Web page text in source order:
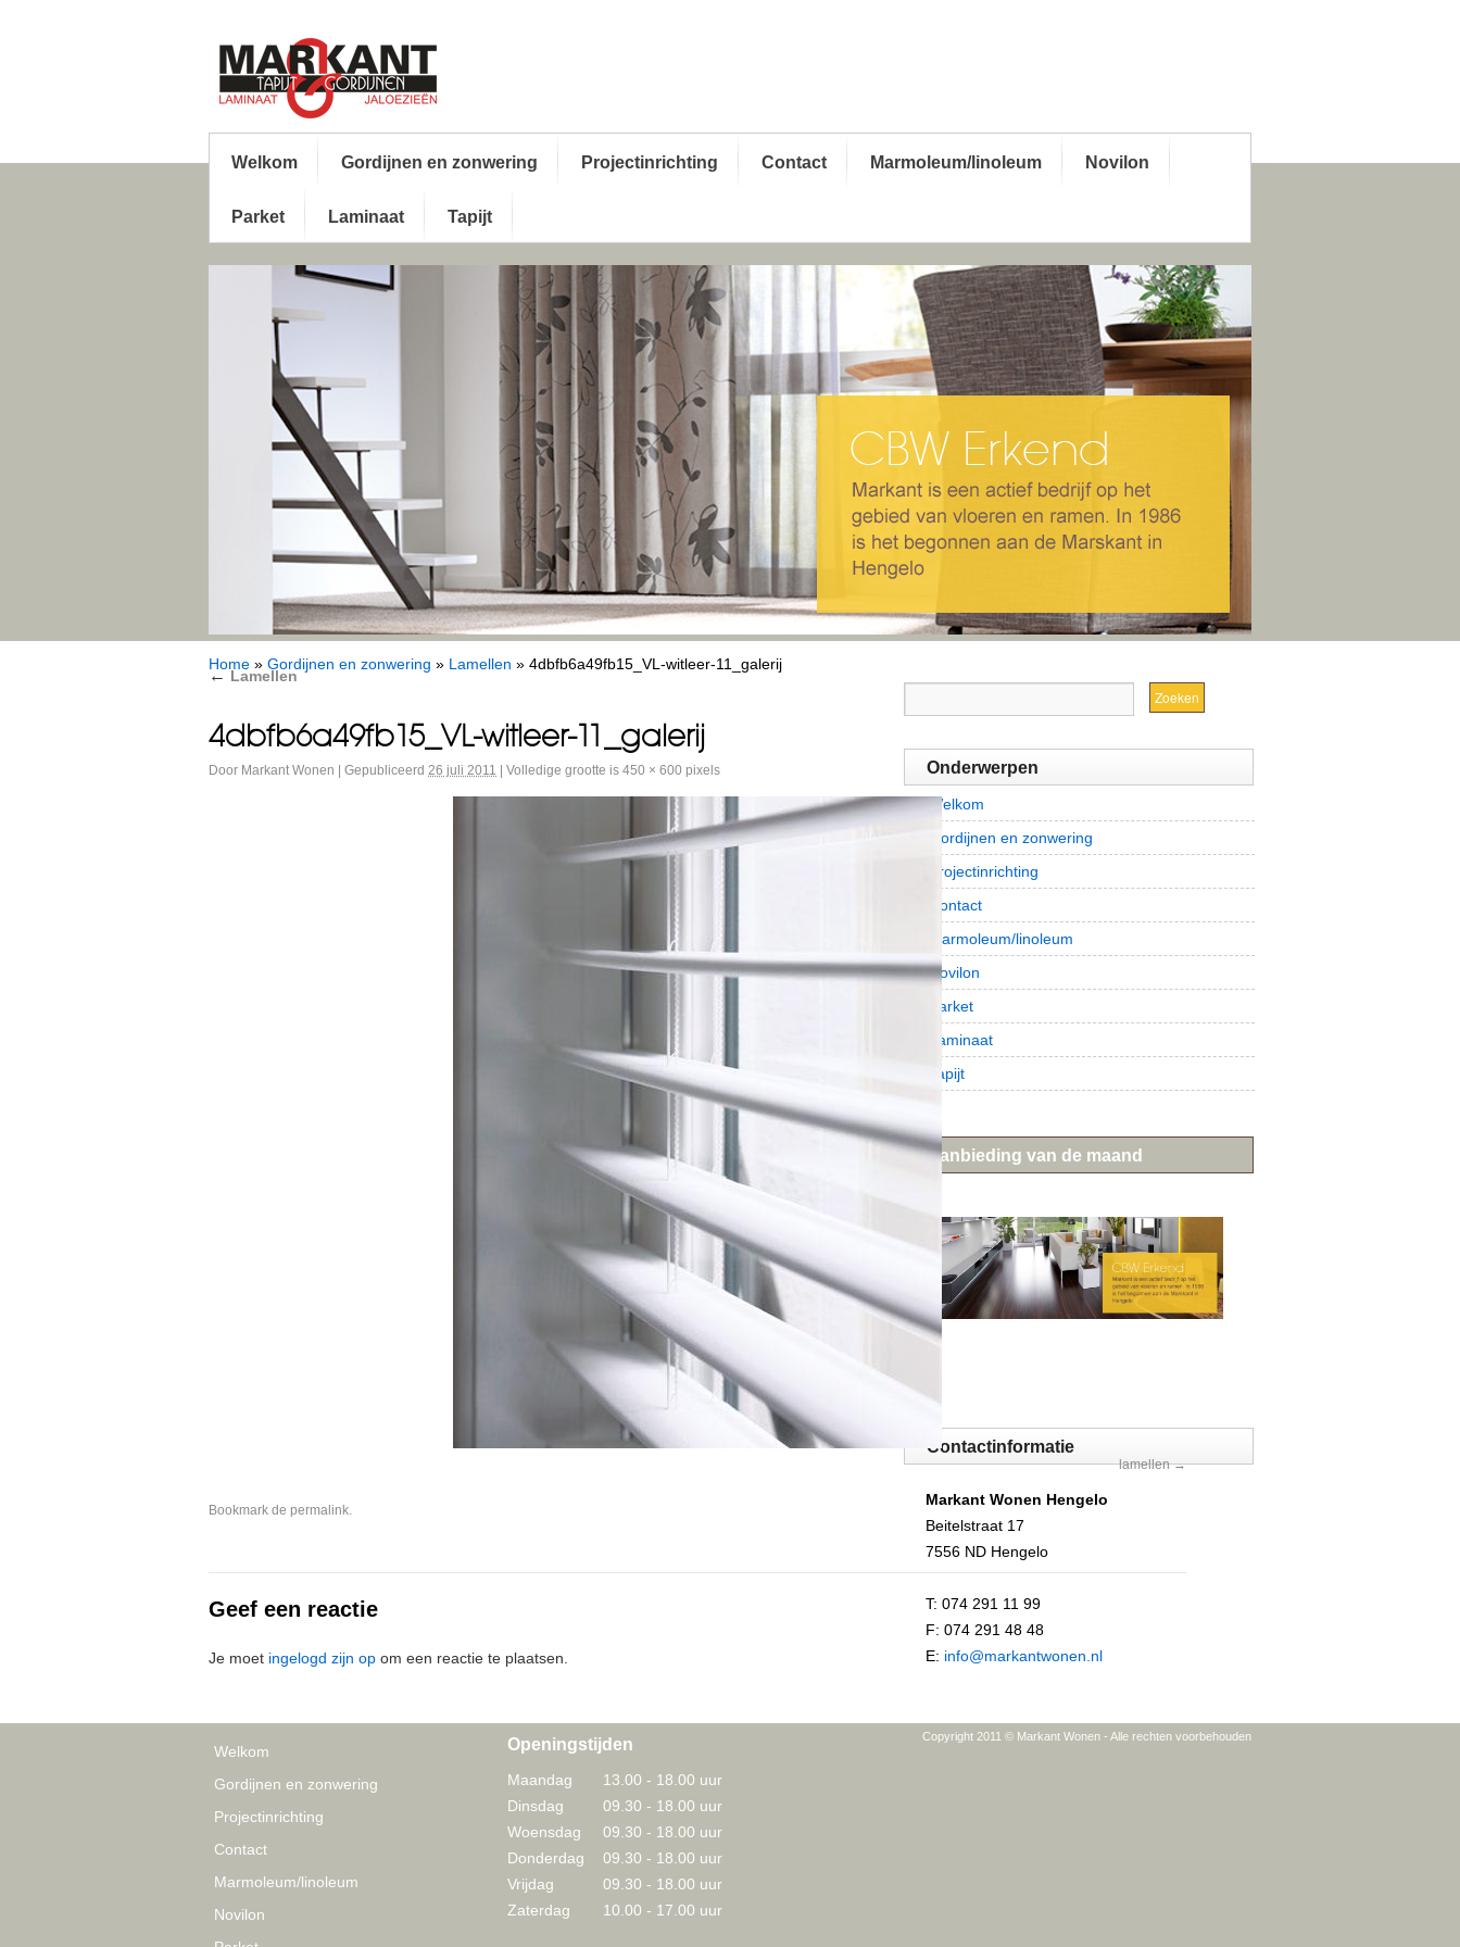
Welkom Gordijnen en zonwering Projectinrichting Contact Marmoleum/linoleum Novilon
Parket Laminaat Tapijt
Home » Gordijnen en zonwering » Lamellen » 4dbfb6a49fb15_VL-witleer-11_galerij
← Lamellen
4dbfb6a49fb15_VL-witleer-11_galerij
Door Markant Wonen Gepubliceerd 26 juli 2011 Volledige grootte is 450 × 600 pixels
lamellen
Bookmark de permalink.
Geef een reactie
Je moet ingelogd zijn op om een reactie te plaatsen.
Onderwerpen
Welkom
Gordijnen en zonwering
Projectinrichting
Contact
Marmoleum/linoleum
Novilon
Parket
Laminaat
Tapijt
Aanbieding van de maand
Contactinformatie
Markant Wonen Hengelo
Beitelstraat 17
7556 ND Hengelo
T: 074 291 11 99
F: 074 291 48 48
E: info@markantwonen.nl
Welkom
Gordijnen en zonwering
Projectinrichting
Contact
Marmoleum/linoleum
Novilon
Openingstijden
Maandag
Dinsdag
Woensdag
Donderdag
Vrijdag
Zaterdag
13.00 - 18.00 uur
09.30 - 18.00 uur
09.30 - 18.00 uur
09.30 - 18.00 uur
09.30 - 18.00 uur
10.00 - 17.00 uur
Copyright 2011 © Markant Wonen - Alle rechten voorbehouden